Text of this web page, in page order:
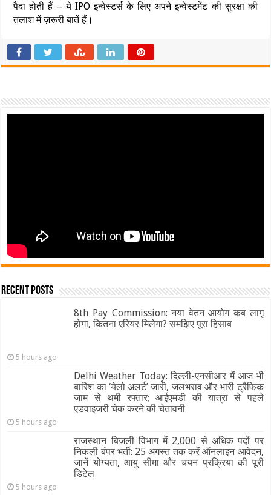
पैदा होती हैं – ये IPO इन्वेस्टर्स के लिए अपने इन्वेस्टमेंट की सुरक्षा की
तलाश में ज़रूरी बातें हैं।
Recent Posts
8th Pay Commission: नया वेतन आयोग कब लागू
होगा, कितना एरियर मिलेगा? समझिए पूरा हिसाब
5 hours ago
Delhi Weather Today: दिल्ली-एनसीआर में आज भी
बारिश का ‘येलो अलर्ट’ जारी, जलभराव और भारी ट्रैफिक
जाम से थमी रफ्तार; आईएमडी की यात्रा से पहले
एडवाइजरी चेक करने की चेतावनी
5 hours ago
राजस्थान बिजली विभाग में 2,000 से अधिक पदों पर
निकली बंपर भर्ती: 25 अगस्त तक करें ऑनलाइन आवेदन,
जानें योग्यता, आयु सीमा और चयन प्रक्रिया की पूरी
डिटेल
5 hours ago